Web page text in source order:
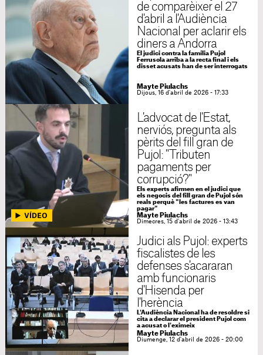
de comparèixer el 27
d'abril a l'Audiència
Nacional per aclarir els
diners a Andorra
El judici contra la família Pujol
Ferrusola arriba a la recta final i els
disset acusats han de ser interrogats
Mayte Piulachs
Dijous, 16 d'abril de 2026 - 17:33
L'advocat de l'Estat,
nerviós, pregunta als
pèrits del fill gran de
Pujol: "Tributen
pagaments per
corrupció?"
Els experts afirmen en el judici que
els negocis del fill gran de Pujol són
reals perquè "les factures es van
pagar"
Mayte Piulachs
Dimecres, 15 d'abril de 2026 - 13:43
Judici als Pujol: experts
fiscalistes de les
defenses s'acararan
amb funcionaris
d'Hisenda per
l'herència
L'Audiència Nacional ha de resoldre si
cita a declarar el president Pujol com
a acusat o l'eximeix
Mayte Piulachs
Diumenge, 12 d'abril de 2026 - 20:00